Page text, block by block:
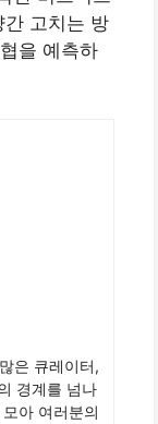
간 고치는 방
을 예측하
은 큐레이터,
경계를 넘나
아 여러분의